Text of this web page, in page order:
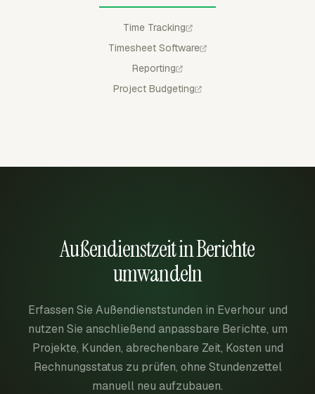
Time Tracking
Timesheet Software
Reporting
Project Budgeting
Außendienstzeit in Berichte
umwandeln
Erfassen Sie Außendienststunden in Everhour und
nutzen Sie anschließend anpassbare Berichte, um
Projekte, Kunden, abrechenbare Zeit, Kosten und
Rechnungsstatus zu prüfen, ohne Stundenzettel
manuell neu aufzubauen.